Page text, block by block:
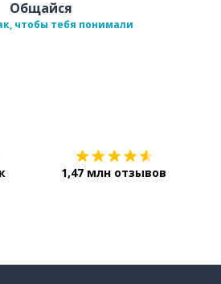
Общайся
чтобы тебя понимали
1,47 млн отзывов